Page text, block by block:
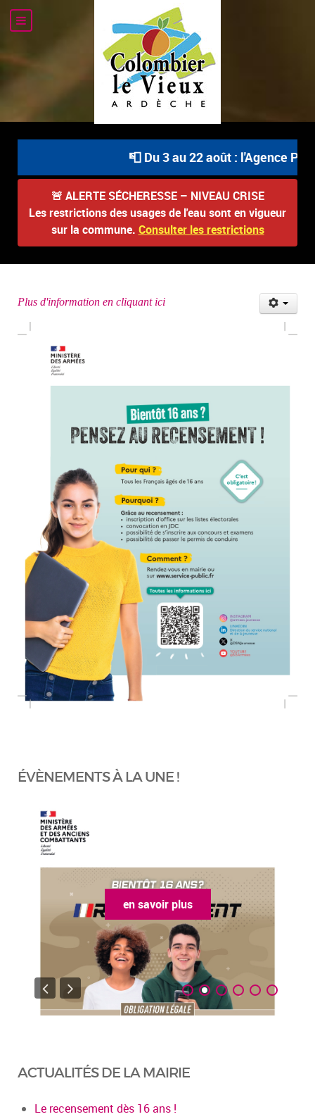
📮 Du 3 au 22 août : l'Agence
🚨 ALERTE SÉCHERESSE – NIVEAU CRISE
Les restrictions des usages de l'eau sont en vigueur
sur la commune. Consulter les restrictions
Plus d'information en cliquant ici
ÉVÈNEMENTS À LA UNE !
en savoir plus
ACTUALITÉS DE LA MAIRIE
Le recensement dès 16 ans !